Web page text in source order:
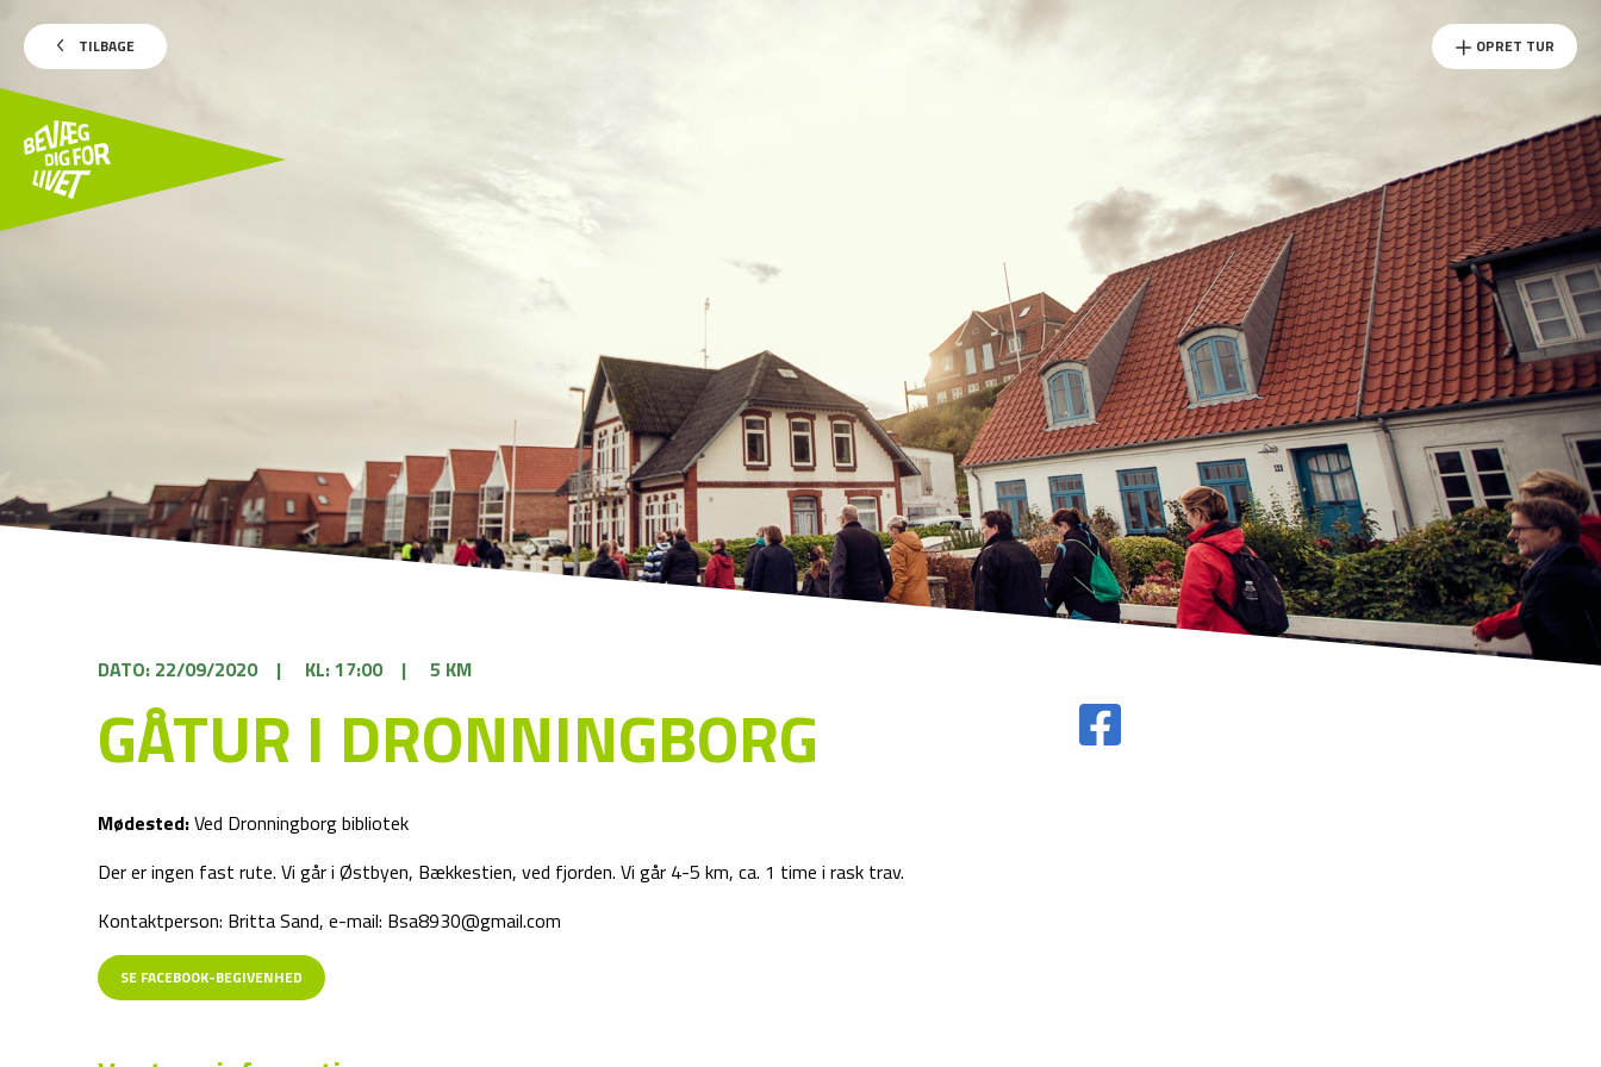
TILBAGE OPRET TUR
DATO: 22/09/2020 | KL: 17:00 | 5 KM
GÅTUR I DRONNINGBORG
Mødested:Ved Dronningborg bibliotek
Der er ingen fast rute. Vi går i Østbyen, Bækkestien, ved fjorden. Vi går 4-5 km, ca. 1 time i rask trav.
Kontaktperson: Britta Sand, e-mail: Bsa8930@gmail.com
SE FACEBOOK-BEGIVENHED